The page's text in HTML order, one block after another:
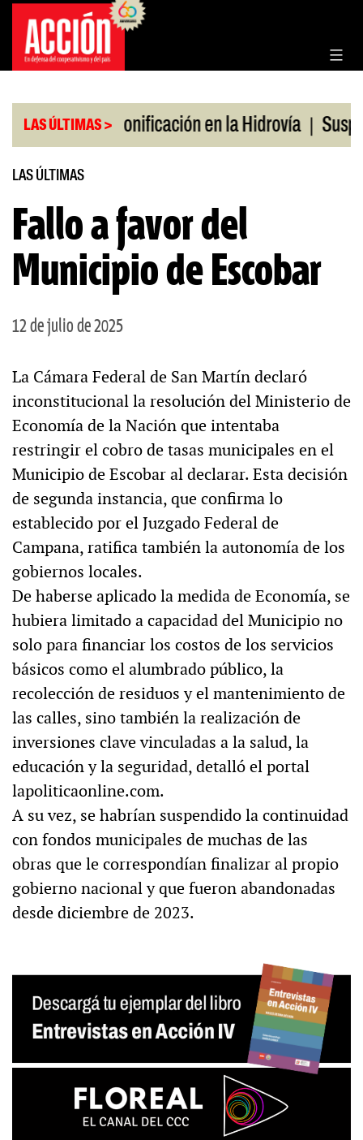
Saltar
contenido
LAS ÚLTIMAS >
en julio | Bonificación en la Hidrovía |
LAS ÚLTIMAS
Fallo a favor del
Municipio de Escobar
12 de julio de 2025
La Cámara Federal de San Martín declaró
inconstitucional la resolución del Ministerio de
Economía de la Nación que intentaba
restringir el cobro de tasas municipales en el
Municipio de Escobar al declarar. Esta decisión
de segunda instancia, que confirma lo
establecido por el Juzgado Federal de
Campana, ratifica también la autonomía de los
gobiernos locales.
De haberse aplicado la medida de Economía, se
hubiera limitado a capacidad del Municipio no
solo para financiar los costos de los servicios
básicos como el alumbrado público, la
recolección de residuos y el mantenimiento de
las calles, sino también la realización de
inversiones clave vinculadas a la salud, la
educación y la seguridad, detalló el portal
lapoliticaonline.com.
A su vez, se habrían suspendido la continuidad
con fondos municipales de muchas de las
obras que le correspondían finalizar al propio
gobierno nacional y que fueron abandonadas
desde diciembre de 2023.